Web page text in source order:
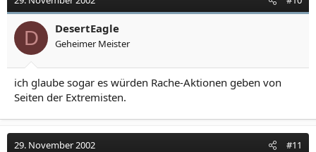
D DesertEagle
Geheimer Meister
ich glaube sogar es würden Rache-Aktionen geben von
Seiten der Extremisten.
29. November 2002 #11